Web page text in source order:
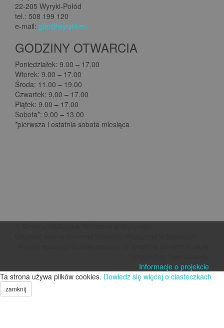
22-205 Wyryki-Połód
tel.: 508 199 120
e-mail: gbp@wyryki.eu
GODZINY OTWARCIA
Poniedziałek: 9.00 – 17.00
Wtorek: 9.00 – 17.00
Środa: 11.00 – 19.00
Czwartek: 9.00 – 17.00
Piątek: 9.00 – 17.00
Sobota*: 9.00 – 13.00
*pierwsza i ostatnia sobota miesiąca
Informacje o projekcie
Ta strona używa plików cookies. Dowiedz się więcej o ciasteczkach
zamknij